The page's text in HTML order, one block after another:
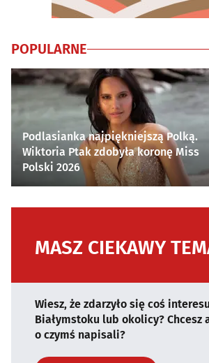
POPULARNE
Podlasianka najpiękniejszą Polką.
Wiktoria Ptak zdobyła koronę Miss
Polski 2026
MASZ CIEKAWY
Wiesz, że zdarzyło się coś
Białymstoku lub okolicy? Chcesz
o czymś napisali?